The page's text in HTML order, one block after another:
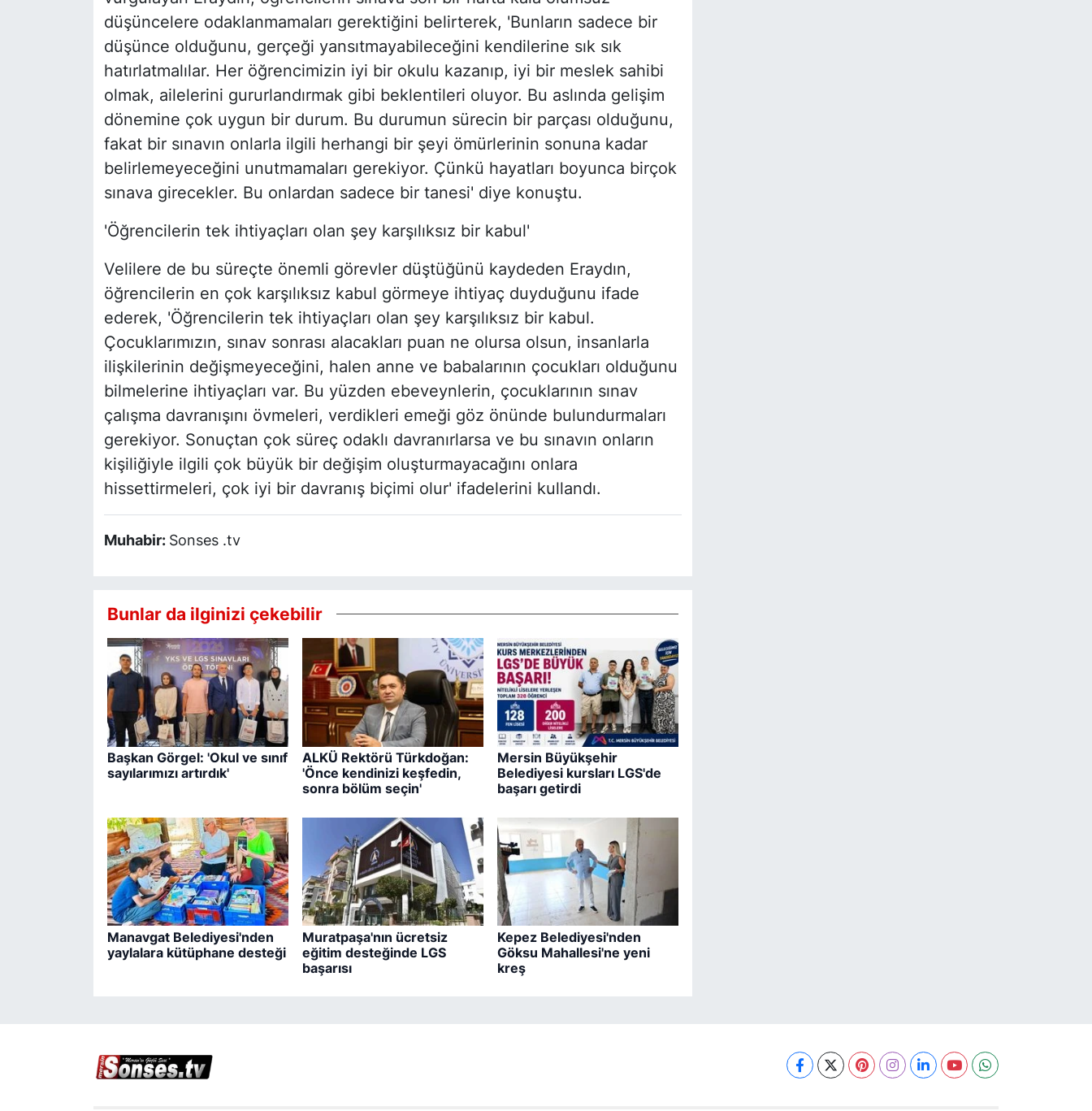
düşüncelere odaklanmamaları gerektiğini belirterek, 'Bunların sadece bir
düşünce olduğunu, gerçeği yansıtmayabileceğini kendilerine sık sık
hatırlatmalılar. Her öğrencimizin iyi bir okulu kazanıp, iyi bir meslek sahibi
olmak, ailelerini gururlandırmak gibi beklentileri oluyor. Bu aslında gelişim
dönemine çok uygun bir durum. Bu durumun sürecin bir parçası olduğunu,
fakat bir sınavın onlarla ilgili herhangi bir şeyi ömürlerinin sonuna kadar
belirlemeyeceğini unutmamaları gerekiyor. Çünkü hayatları boyunca birçok
sınava girecekler. Bu onlardan sadece bir tanesi' diye konuştu.
'Öğrencilerin tek ihtiyaçları olan şey karşılıksız bir kabul'
Velilere de bu süreçte önemli görevler düştüğünü kaydeden Eraydın,
öğrencilerin en çok karşılıksız kabul görmeye ihtiyaç duyduğunu ifade
ederek, 'Öğrencilerin tek ihtiyaçları olan şey karşılıksız bir kabul.
Çocuklarımızın, sınav sonrası alacakları puan ne olursa olsun, insanlarla
ilişkilerinin değişmeyeceğini, halen anne ve babalarının çocukları olduğunu
bilmelerine ihtiyaçları var. Bu yüzden ebeveynlerin, çocuklarının sınav
çalışma davranışını övmeleri, verdikleri emeği göz önünde bulundurmaları
gerekiyor. Sonuçtan çok süreç odaklı davranırlarsa ve bu sınavın onların
kişiliğiyle ilgili çok büyük bir değişim oluşturmayacağını onlara
hissettirmeleri, çok iyi bir davranış biçimi olur' ifadelerini kullandı.
Muhabir: Sonses .tv
Bunlar da ilginizi çekebilir
Başkan Görgel: 'Okul ve sınıf
sayılarımızı artırdık'
ALKÜ Rektörü Türkdoğan:
'Önce kendinizi keşfedin,
sonra bölüm seçin'
Mersin Büyükşehir
Belediyesi kursları LGS'de
başarı getirdi
Manavgat Belediyesi'nden
yaylalara kütüphane desteği
Muratpaşa'nın ücretsiz
eğitim desteğinde LGS
başarısı
Kepez Belediyesi'nden
Göksu Mahallesi'ne yeni
kreş